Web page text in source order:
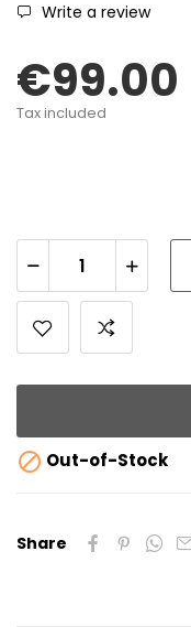
Write a review
€99.00
Tax included
 Out-of-Stock
Share